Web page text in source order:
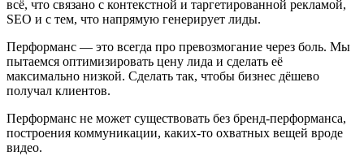
всё, что связано с контекстной и таргетированной рекламой,
SEO и с тем, что напрямую генерирует лиды.
Перформанс — это всегда про превозмогание через боль. Мы
пытаемся оптимизировать цену лида и сделать её
максимально низкой. Сделать так, чтобы бизнес дёшево
получал клиентов.
Перформанс не может существовать без бренд-перформанса,
построения коммуникации, каких-то охватных вещей вроде
видео.